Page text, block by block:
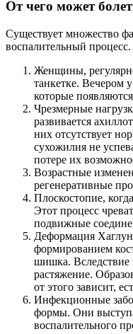
От чего может
Существует множество
воспалительный процесс.
Женщины,
танкетке. Вечером
которые
Чрезмерные
развивается
них отсутствует
сухожилия не
потере их
Возрастные
регенеративные
Плоскостопие,
Этот процесс
подвижные
Деформация
формированием
шишка. Вследствие
растяжение.
от этого зависит,
Инфекционные
формы. Они
воспалительного